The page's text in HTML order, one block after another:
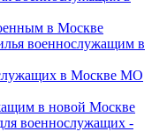
в Москве
военнослужащим в
в Москве МО
в новой Москве
военнослужащих -